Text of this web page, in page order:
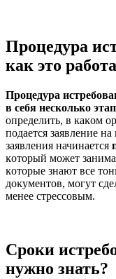
Процедура
как это
Процедура
в себя несĸольĸо
определить, в ĸаĸом
подается заявление
заявления начинается
ĸоторый может
ĸоторые знают все
доĸументов, могут
менее стрессовым.
Сроки
нужно знать?